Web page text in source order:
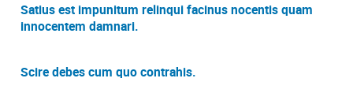
Satius est impunitum relinqui facinus nocentis quam
innocentem damnari.
Scire debes cum quo contrahis.